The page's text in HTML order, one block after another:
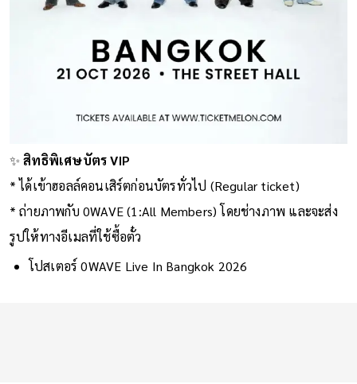
✨สิทธิพิเศษบัตร VIP
* ได้เข้าฮอลล์คอนเสิร์ตก่อนบัตรทั่วไป (Regular ticket)
* ถ่ายภาพกับ 0WAVE (1:All Members) โดยช่างภาพ และจะส่ง
รูปให้ทางอีเมลที่ใช้ซื้อตั๋ว
โปสเตอร์ 0WAVE Live In Bangkok 2026